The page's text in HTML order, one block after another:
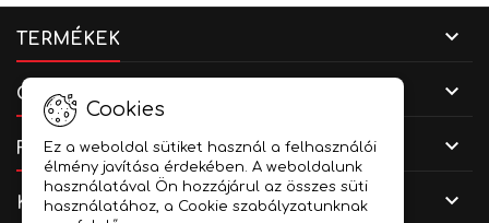
TERMÉKEK 
CÉGADATOK 
FIÓKOD 
KAPCSOLAT 
Cookies
Ez a weboldal sütiket használ a felhasználói
élmény javítása érdekében. A weboldalunk
használatával Ön hozzájárul az összes süti
használatához, a Cookie szabályzatunknak